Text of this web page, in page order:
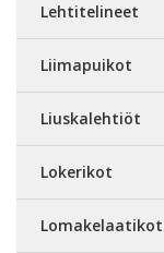
Lehtitelineet
Liimapuikot
Liuskalehtiöt
Lokerikot
Lomakelaatikot